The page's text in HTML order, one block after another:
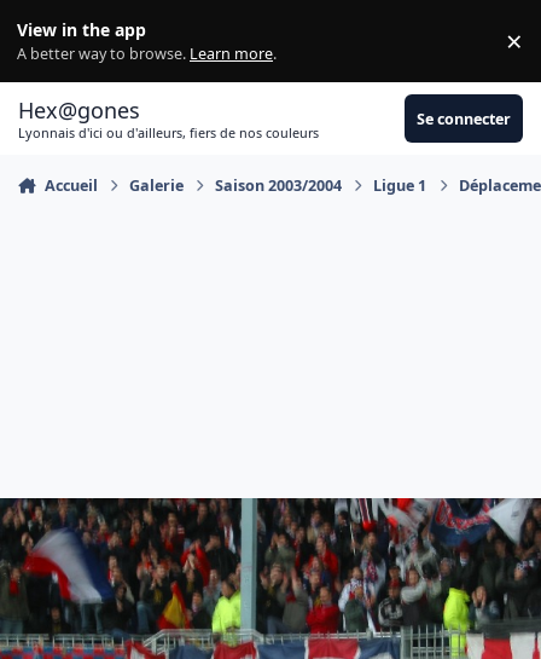
View in the app
A better way to browse. Learn more. ×
Hex@gones
Lyonnais d'ici ou d'ailleurs, fiers de nos couleurs
Se connecter
Accueil Galerie Saison 2003/2004 Ligue 1